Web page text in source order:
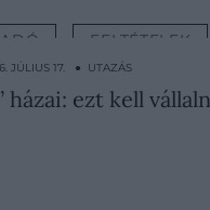
FELTÉTELEK
JÚLIUS 17. ● UTAZÁS
házai: ezt kell